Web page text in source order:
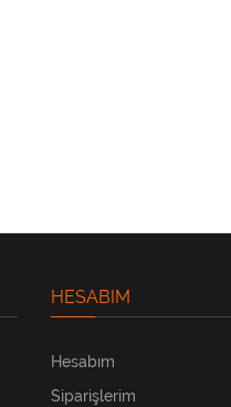
HESABIM
Hesabım
Siparişlerim